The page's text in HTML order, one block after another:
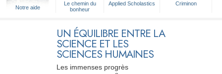
Notre aide
Le chemin du
bonheur
Applied Scholastics Criminon
UN ÉQUILIBRE ENTRE LA
SCIENCE ET LES
SCIENCES HUMAINES
Les immenses progrès